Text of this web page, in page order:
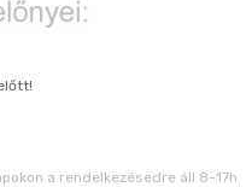
a rendelkezésedre áll 8-17h